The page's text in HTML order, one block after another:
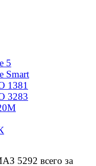
5
Smart
1381
3283